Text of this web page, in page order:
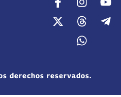
derechos reservados.